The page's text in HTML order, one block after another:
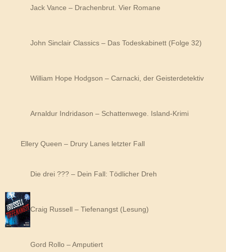
Jack Vance – Drachenbrut. Vier Romane
John Sinclair Classics – Das Todeskabinett (Folge 32)
William Hope Hodgson – Carnacki, der Geisterdetektiv
Arnaldur Indridason – Schattenwege. Island-Krimi
Ellery Queen – Drury Lanes letzter Fall
Die drei ??? – Dein Fall: Tödlicher Dreh
Craig Russell – Tiefenangst (Lesung)
Gord Rollo – Amputiert